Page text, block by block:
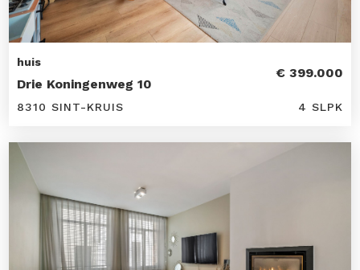
huis
Drie Koningenweg 10
€ 399.000
8310 SINT-KRUIS 4 SLPK